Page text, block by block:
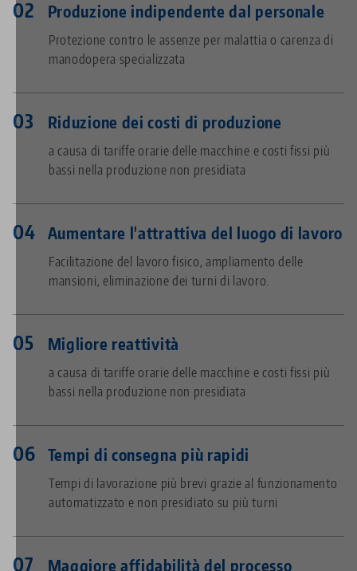
Produzione indipendente dal personale
Protezione contro le assenze per malattia o carenza di
manodopera specializzata
Riduzione dei costi di produzione
a causa di tariffe orarie delle macchine e costi fissi più
bassi nella produzione non presidiata
Aumentare l'attrattiva del luogo di lavoro
Facilitazione del lavoro fisico, ampliamento delle
mansioni, eliminazione dei turni di lavoro.
Migliore reattività
a causa di tariffe orarie delle macchine e costi fissi più
bassi nella produzione non presidiata
Tempi di consegna più rapidi
Tempi di lavorazione più brevi grazie al funzionamento
automatizzato e non presidiato su più turni
Maggiore affidabilità del processo